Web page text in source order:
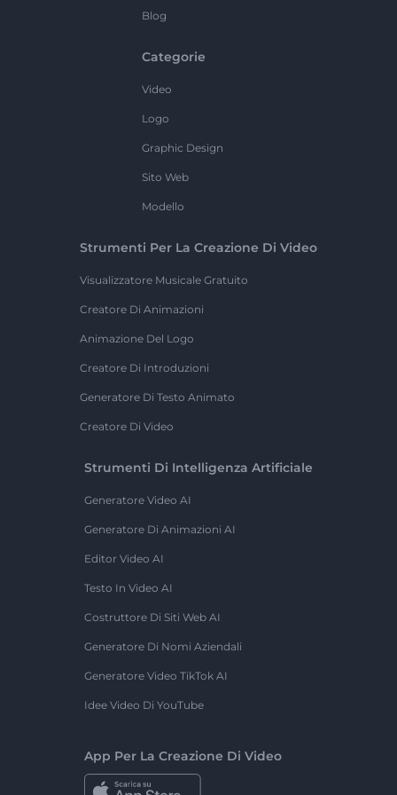
Blog
Categorie
Video
Logo
Graphic Design
Sito Web
Modello
Strumenti Per La Creazione Di Video
Visualizzatore Musicale Gratuito
Creatore Di Animazioni
Animazione Del Logo
Creatore Di Introduzioni
Generatore Di Testo Animato
Creatore Di Video
Strumenti Di Intelligenza Artificiale
Generatore Video AI
Generatore Di Animazioni AI
Editor Video AI
Testo In Video AI
Costruttore Di Siti Web AI
Generatore Di Nomi Aziendali
Generatore Video TikTok AI
Idee Video Di YouTube
App Per La Creazione Di Video